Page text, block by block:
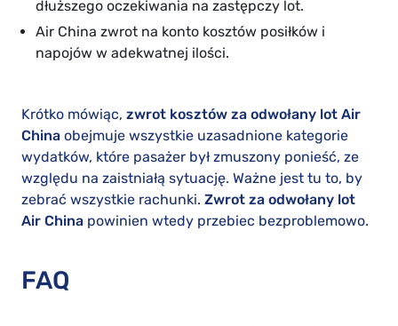
dłuższego oczekiwania na zastępczy lot.
Air China zwrot na konto kosztów posiłków i
napojów w adekwatnej ilości.
Krótko mówiąc, zwrot kosztów za odwołany lot Air
China obejmuje wszystkie uzasadnione kategorie
wydatków, które pasażer był zmuszony ponieść, ze
względu na zaistniałą sytuację. Ważne jest tu to, by
zebrać wszystkie rachunki. Zwrot za odwołany lot
Air China powinien wtedy przebiec bezproblemowo.
FAQ